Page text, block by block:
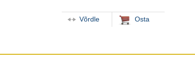
Võrdle Osta